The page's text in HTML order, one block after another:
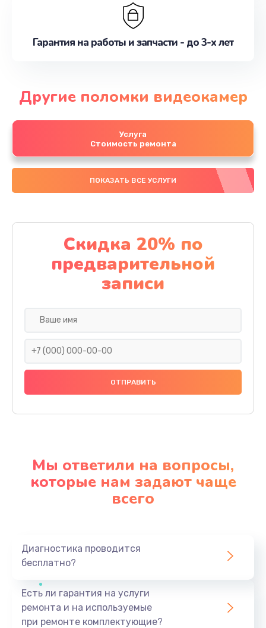
Гарантия на работы и запчасти - до 3-х лет
Другие поломки видеокамер
Услуга
Стоимость ремонта
ПОКАЗАТЬ ВСЕ УСЛУГИ
Скидка 20% по
предварительной
записи
Мы ответили на вопросы,
которые нам задают чаще
всего
Диагностика проводится
бесплатно?
Есть ли гарантия на услуги
ремонта и на используемые
при ремонте комплектующие?